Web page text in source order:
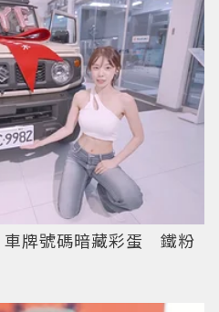
車牌號碼暗藏彩蛋 鐵粉